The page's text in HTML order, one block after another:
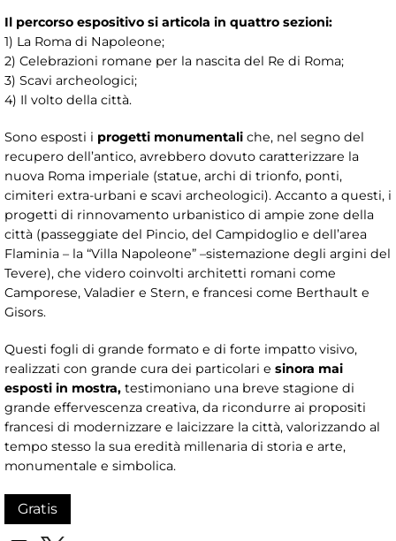
Il percorso espositivo si articola in quattro sezioni:
1) La Roma di Napoleone;
2) Celebrazioni romane per la nascita del Re di Roma;
3) Scavi archeologici;
4) Il volto della città.
Sono esposti i progetti monumentali che, nel segno del
recupero dell’antico, avrebbero dovuto caratterizzare la
nuova Roma imperiale (statue, archi di trionfo, ponti,
cimiteri extra-urbani e scavi archeologici). Accanto a questi, i
progetti di rinnovamento urbanistico di ampie zone della
città (passeggiate del Pincio, del Campidoglio e dell’area
Flaminia – la “Villa Napoleone” –sistemazione degli argini del
Tevere), che videro coinvolti architetti romani come
Camporese, Valadier e Stern, e francesi come Berthault e
Gisors.
Questi fogli di grande formato e di forte impatto visivo,
realizzati con grande cura dei particolari e sinora mai
esposti in mostra, testimoniano una breve stagione di
grande effervescenza creativa, da ricondurre ai propositi
francesi di modernizzare e laicizzare la città, valorizzando al
tempo stesso la sua eredità millenaria di storia e arte,
monumentale e simbolica.
Gratis